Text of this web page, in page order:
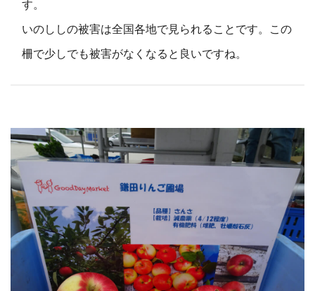
す。
いのししの被害は全国各地で見られることです。この
柵で少しでも被害がなくなると良いですね。